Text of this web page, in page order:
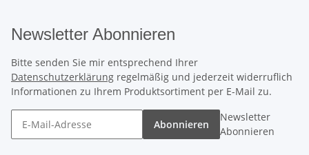
Newsletter Abonnieren
Bitte senden Sie mir entsprechend Ihrer
Datenschutzerklärung regelmäßig und jederzeit widerruflich
Informationen zu Ihrem Produktsortiment per E-Mail zu.
Abonnieren
Newsletter
Abonnieren